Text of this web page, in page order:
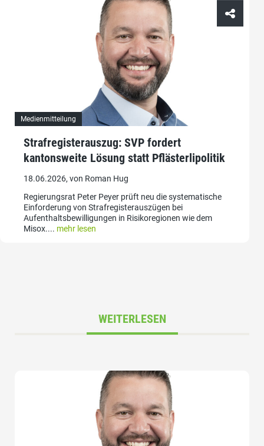
Medienmitteilung
Strafregisterauszug: SVP fordert
kantonsweite Lösung statt Pflästerlipolitik
18.06.2026, von Roman Hug
Regierungsrat Peter Peyer prüft neu die systematische
Einforderung von Strafregisterauszügen bei
Aufenthaltsbewilligungen in Risikoregionen wie dem
Misox.... mehr lesen
WEITERLESEN